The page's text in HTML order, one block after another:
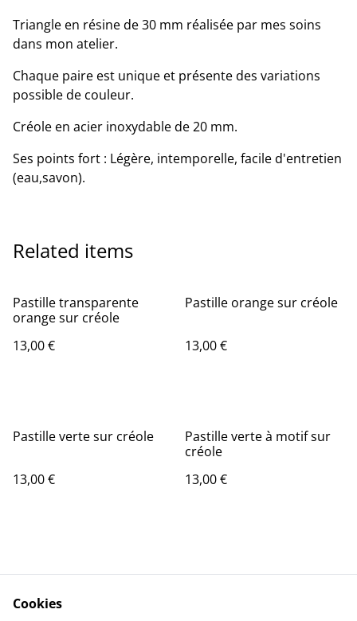
Triangle en résine de 30 mm réalisée par mes soins
dans mon atelier.
Chaque paire est unique et présente des variations
possible de couleur.
Créole en acier inoxydable de 20 mm.
Ses points fort : Légère, intemporelle, facile d'entretien
(eau,savon).
Related items
Pastille transparente
orange sur créole
13,00 €
Pastille orange sur créole
13,00 €
Pastille verte sur créole
13,00 €
Pastille verte à motif sur
créole
13,00 €
Cookies